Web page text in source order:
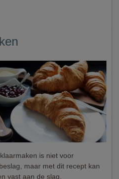
is niet voor
maar met dit recept kan
vast aan de slag.